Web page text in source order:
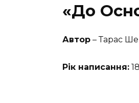
«До
Автор – Тарас
Рік написання: